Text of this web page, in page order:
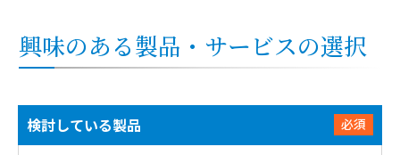
興味のある製品・サービスの選択
必須
検討している製品